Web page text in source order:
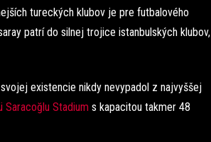
tureckých klubov je pre futbalového
patrí do silnej trojice istanbulských klubov,
existencie nikdy nevypadol z najvyššej
Saracoğlu Stadium s kapacitou takmer 48